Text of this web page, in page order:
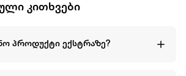
კითხვები
პროდუქტი ექსტრაზე?